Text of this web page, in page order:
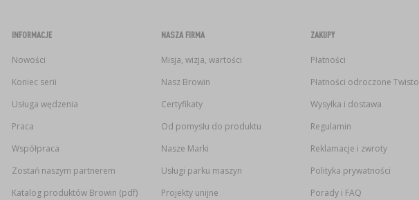
INFORMACJE
Nowości
Koniec serii
Usługa wędzenia
Praca
Współpraca
Zostań naszym partnerem
Katalog produktów Browin (pdf)
NASZA FIRMA
Misja, wizja, wartości
Nasz Browin
Certyfikaty
Od pomysłu do produktu
Nasze Marki
Usługi parku maszyn
Projekty unijne
ZAKUPY
Płatności
Płatności odroczone Twisto
Wysyłka i dostawa
Regulamin
Reklamacje i zwroty
Polityka prywatności
Porady i FAQ